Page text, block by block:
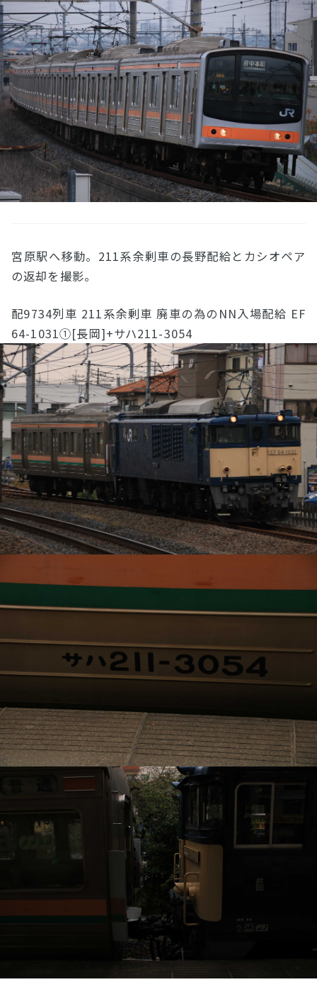
宮原駅へ移動。211系余剰車の長野配給とカシオペア
の返却を撮影。
配9734列車 211系余剰車 廃車の為のNN入場配給 EF
64-1031①[長岡]+サハ211-3054